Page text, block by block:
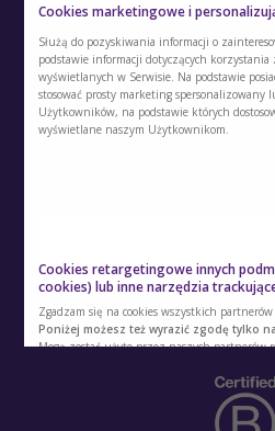
O
Kontakt
Polityka
Polityka prywatności
Ustawienia
Cookies marketingowe i
Służą do pozyskiwania informacji o
podstawie informacji dotyczących
wyświetlanych w Serwisie. Na podstawie
stosować prosty marketing spersonalizowany
Użytkowników, na podstawie których
wyświetlane naszym Użytkownikom.
Cookies retargetingowe innych
cookies) lub inne narzędzia
Zgadzam się na cookies wszystkich
Poniżej możesz też wyrazić zgodę tylko
Mogą zostać użyte przez naszych partnerów
mu odpowiednich reklam na innych
danych osobowych, lecz pozwalają na
urządzenia internetowego użytkownika.